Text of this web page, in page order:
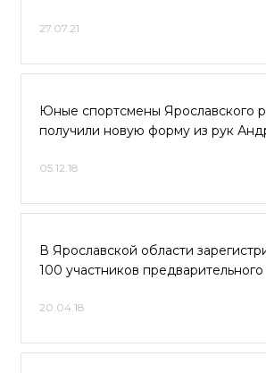
27.07.21
Юные спортсмены Ярославского
получили новую форму из рук
05.12.18
В Ярославской области
100 участников
20.04.18